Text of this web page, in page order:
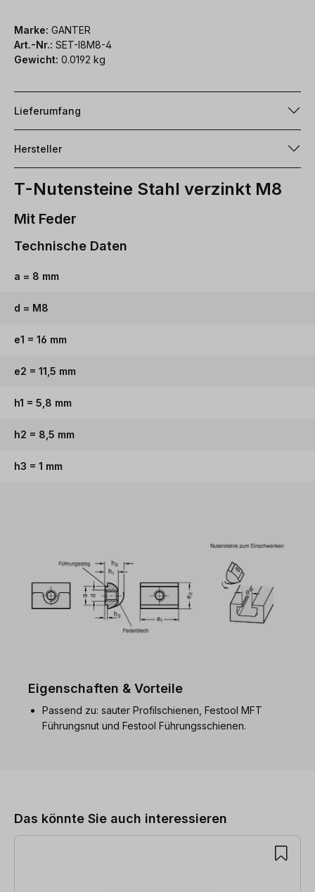
Marke: GANTER
Art.-Nr.: SET-I8M8-4
Gewicht: 0.0192 kg
Lieferumfang
Hersteller
T-Nutensteine Stahl verzinkt M8
Mit Feder
Technische Daten
a = 8 mm
d = M8
e1 = 16 mm
e2 = 11,5 mm
h1 = 5,8 mm
h2 = 8,5 mm
h3 = 1 mm
Eigenschaften & Vorteile
Passend zu: sauter Profilschienen, Festool MFT
Führungsnut und Festool Führungsschienen.
Das könnte Sie auch interessieren